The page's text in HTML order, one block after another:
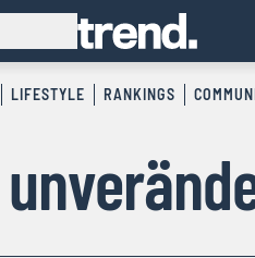
LIFESTYLE RANKINGS